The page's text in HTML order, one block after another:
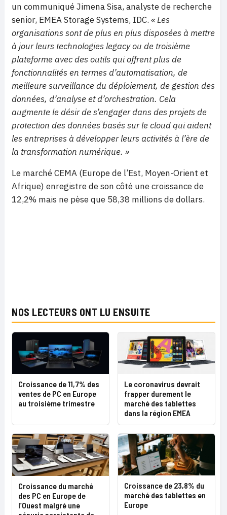
un communiqué Jimena Sisa, analyste de recherche
senior, EMEA Storage Systems, IDC. « Les
organisations sont de plus en plus disposées à mettre
à jour leurs technologies legacy ou de troisième
plateforme avec des outils qui offrent plus de
fonctionnalités en termes d’automatisation, de
meilleure surveillance du déploiement, de gestion des
données, d’analyse et d’orchestration. Cela
augmente le désir de s’engager dans des projets de
protection des données basés sur le cloud qui aident
les entreprises à développer leurs activités à l’ère de
la transformation numérique. »
Le marché CEMA (Europe de l’Est, Moyen-Orient et
Afrique) enregistre de son côté une croissance de
12,2% mais ne pèse que 58,38 millions de dollars.
NOS LECTEURS ONT LU ENSUITE
Croissance de 11,7% des
ventes de PC en Europe
au troisième trimestre
Le coronavirus devrait
frapper durement le
marché des tablettes
dans la région EMEA
Croissance du marché
des PC en Europe de
l’Ouest malgré une
Croissance de 23,8% du
marché des tablettes en
Europe